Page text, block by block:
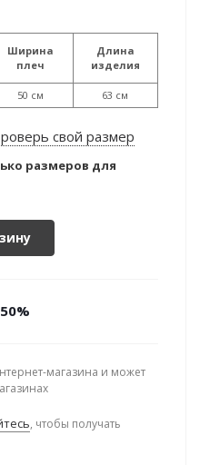
Ширина
плеч
50 см
Длина
изделия
63 см
свой размер
размеров для
магазина и может
, чтобы получать